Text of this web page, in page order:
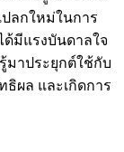
มีแรงบันดาลใจ
าประยุกต์ใช้กับ
ผล และเกิดการ